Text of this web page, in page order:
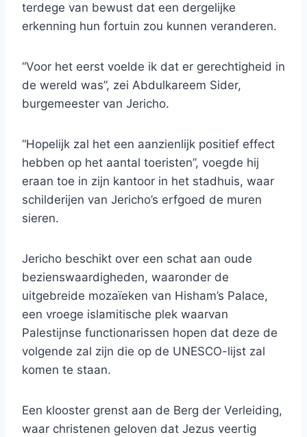
terdege van bewust dat een dergelijke
erkenning hun fortuin zou kunnen veranderen.
“Voor het eerst voelde ik dat er gerechtigheid in
de wereld was”, zei Abdulkareem Sider,
burgemeester van Jericho.
“Hopelijk zal het een aanzienlijk positief effect
hebben op het aantal toeristen”, voegde hij
eraan toe in zijn kantoor in het stadhuis, waar
schilderijen van Jericho’s erfgoed de muren
sieren.
Jericho beschikt over een schat aan oude
bezienswaardigheden, waaronder de
uitgebreide mozaïeken van Hisham’s Palace,
een vroege islamitische plek waarvan
Palestijnse functionarissen hopen dat deze de
volgende zal zijn die op de UNESCO-lijst zal
komen te staan.
Een klooster grenst aan de Berg der Verleiding,
waar christenen geloven dat Jezus veertig